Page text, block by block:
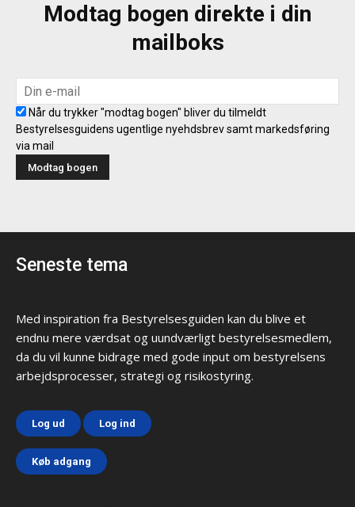
Modtag bogen direkte i din
mailboks
Når du trykker "modtag bogen" bliver du tilmeldt
Bestyrelsesguidens ugentlige nyehdsbrev samt markedsføring
via mail
Seneste tema
Med inspiration fra Bestyrelsesguiden kan du blive et
endnu mere værdsat og uundværligt bestyrelsesmedlem,
da du vil kunne bidrage med gode input om bestyrelsens
arbejdsprocesser, strategi og risikostyring.
Log ud Log ind
Køb adgang